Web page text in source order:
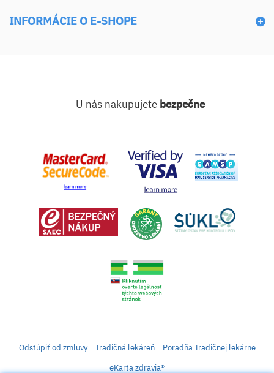
INFORMÁCIE O E-SHOPE
U nás nakupujete bezpečne
Odstúpiť od zmluvy Tradičná lekáreň
Poradňa Tradičnej lekárne
eKarta zdravia®